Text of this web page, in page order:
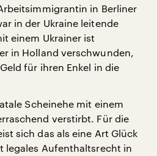
in Berliner
in der Ukraine leitende
einem Ukrainer ist
in Holland verschwunden,
für ihren Enkel in die
Scheinehe mit einem
verstirbt. Für die
sich das als eine Art Glück
legales Aufenthaltsrecht in